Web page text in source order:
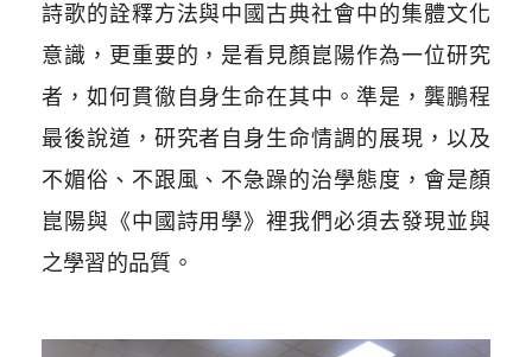
詩歌的詮釋方法與中國古典社會中的集體文化
意識，更重要的，是看見顏崑陽作為一位研究
者，如何貫徹自身生命在其中。準是，龔鵬程
最後說道，研究者自身生命情調的展現，以及
不媚俗、不跟風、不急躁的治學態度，會是顏
崑陽與《中國詩用學》裡我們必須去發現並與
之學習的品質。